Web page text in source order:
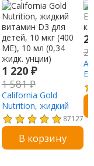
1 220 ₽
1 581₽
California Gold
Nutrition, жидкий
витамин D3 для
детей, 10 мкг (400
МЕ), 10 мл (0,34
жидк. унции)
87127
В корзину
2
2